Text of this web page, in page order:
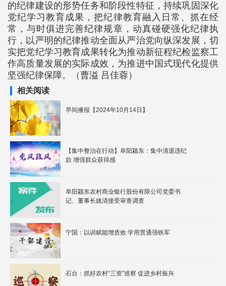
的纪律建设的形势任务和阶段性特征，持续巩固深化
党纪学习教育成果，把纪律教育融入日常、抓在经
常，与时俱进完善纪律规章，动真碰硬强化纪律执
行，以严明的纪律推动全面从严治党向纵深发展，切
实把党纪学习教育成果转化为推动新征程纪检监察工
作高质量发展的实际成效，为推进中国式现代化提供
坚强纪律保障。（曹溢 吕佳蓉）
相关阅读
早间播报【2024年10月14日】
【集中整治在行动】阜阳颍东：集中清退违纪
款 增强群众获得感
阜阳颍东农村商业银行股份有限公司党委书
记、董事长姚清接受审查调查
宁国：以训赋能增质效 学用贯通强铁军
石台：抓好农村“三资”巡察 促进乡村振兴